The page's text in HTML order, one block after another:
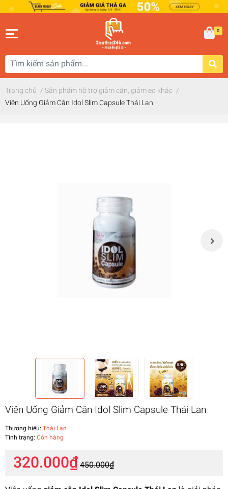
0
Trang chủ / Sản phẩm hỗ trợ giảm cân, giảm eo khác /
Viên Uống Giảm Cân Idol Slim Capsule Thái Lan
Viên Uống Giảm Cân Idol Slim Capsule Thái Lan
Thương hiệu: Thái Lan
Tình trạng: Còn hàng
320.000₫ 450.000₫